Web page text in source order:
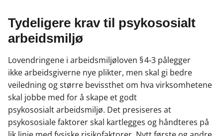
Tydeligere krav til psykososialt
arbeidsmiljø
Lovendringene i arbeidsmiljøloven § 4‑3 pålegger
ikke arbeidsgiverne nye plikter, men skal gi bedre
veiledning og større bevissthet om hva virksomhetene
skal jobbe med for å skape et godt
psykososialt arbeidsmiljø. Det presiseres at
psykososiale faktorer skal kartlegges og håndteres på